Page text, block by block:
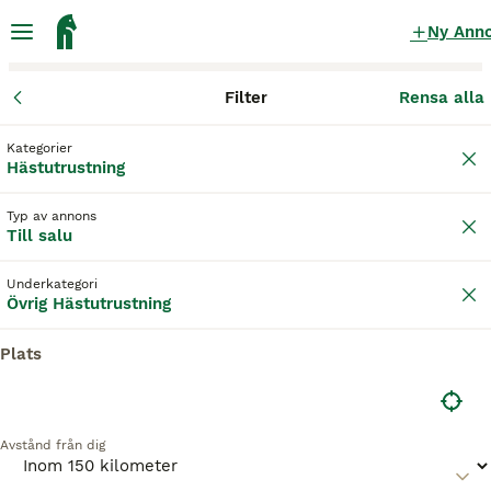
Ny
Filter Rensa alla
Kategorier
Hästutrustning
Typ av annons
Till salu
Underkategori
Övrig Hästutrustning
Plats
Avstånd från dig
Övrig Hästutrustning till salu
Spara sökning